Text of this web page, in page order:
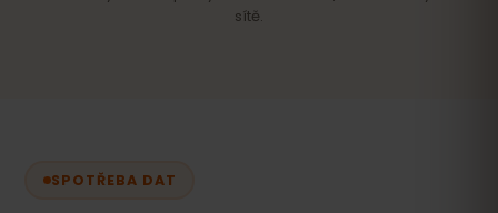
sítě.
SPOTŘEBA DAT